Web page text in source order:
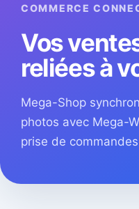
COMMERCE
Vos
reliées à
Mega-Shop
photos avec Mega-
prise de